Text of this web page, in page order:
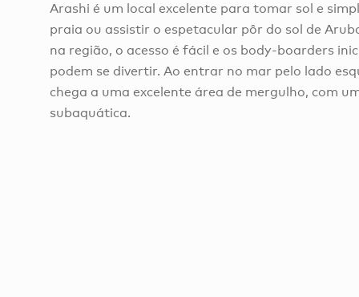
Arashi é um local excelente para tomar sol e
praia ou assistir o espetacular pôr do sol de
na região, o acesso é fácil e os body-boarders
podem se divertir. Ao entrar no mar pelo lado
chega a uma excelente área de mergulho, com
subaquática.